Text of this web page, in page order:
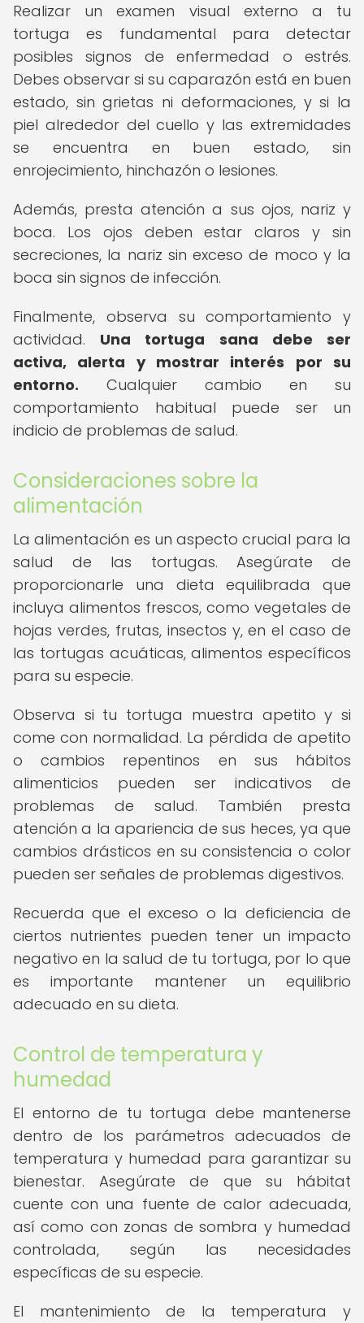
Realizar un examen visual externo a tu
tortuga es fundamental para detectar
posibles signos de enfermedad o estrés.
Debes observar si su caparazón está en buen
estado, sin grietas ni deformaciones, y si la
piel alrededor del cuello y las extremidades
se encuentra en buen estado, sin
enrojecimiento, hinchazón o lesiones.
Además, presta atención a sus ojos, nariz y
boca. Los ojos deben estar claros y sin
secreciones, la nariz sin exceso de moco y la
boca sin signos de infección.
Finalmente, observa su comportamiento y
actividad. Una tortuga sana debe ser
activa, alerta y mostrar interés por su
entorno. Cualquier cambio en su
comportamiento habitual puede ser un
indicio de problemas de salud.
Consideraciones sobre la
alimentación
La alimentación es un aspecto crucial para la
salud de las tortugas. Asegúrate de
proporcionarle una dieta equilibrada que
incluya alimentos frescos, como vegetales de
hojas verdes, frutas, insectos y, en el caso de
las tortugas acuáticas, alimentos específicos
para su especie.
Observa si tu tortuga muestra apetito y si
come con normalidad. La pérdida de apetito
o cambios repentinos en sus hábitos
alimenticios pueden ser indicativos de
problemas de salud. También presta
atención a la apariencia de sus heces, ya que
cambios drásticos en su consistencia o color
pueden ser señales de problemas digestivos.
Recuerda que el exceso o la deficiencia de
ciertos nutrientes pueden tener un impacto
negativo en la salud de tu tortuga, por lo que
es importante mantener un equilibrio
adecuado en su dieta.
Control de temperatura y
humedad
El entorno de tu tortuga debe mantenerse
dentro de los parámetros adecuados de
temperatura y humedad para garantizar su
bienestar. Asegúrate de que su hábitat
cuente con una fuente de calor adecuada,
así como con zonas de sombra y humedad
controlada, según las necesidades
específicas de su especie.
El mantenimiento de la temperatura y